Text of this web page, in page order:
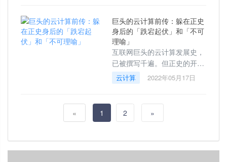
内，阿里巴巴自我变革
巨头的云计算前传：躲在正史
身后的「跌宕起伏」和「不可
理喻」
互联网巨头的云计算发展史，
已被撰写千遍。但正史的开
场，总会被人为修饰，精彩有
余，却只保留了全盘上的合
云计算 2022年05月17日
« 1 2 »